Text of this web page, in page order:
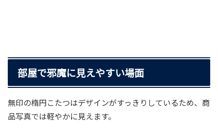
部屋で邪魔に見えやすい場面
無印の楕円こたつはデザインがすっきりしているため、商
品写真では軽やかに見えます。